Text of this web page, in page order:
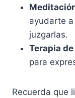
ayudarte
juzgarlas.
Terapia
para
Recuerda que